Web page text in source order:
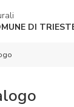
DI